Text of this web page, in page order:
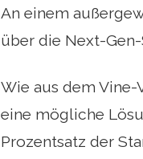
An einem
über die Next-
Wie aus dem
eine mögliche
Prozentsatz der